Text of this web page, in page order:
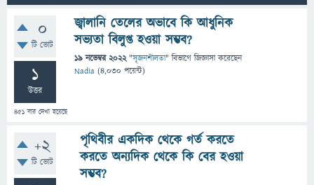
0
টি ভোট
1
উত্তর
451 বার দেখা হয়েছে
জ্বালানি তেলের অভাবে কি আধুনিক
সভ্যতা বিলুপ্ত হওয়া সম্ভব?
19 নভেম্বর 2022 "সৃজনশীলতা" বিভাগে জিজ্ঞাসাকরেছেন
Nadia (4,030 পয়েন্ট)
+2
টি ভোট
পৃথিবীর একদিক থেকে গর্ত করতে
করতে অন্যদিক থেকে কি বের হওয়া
সম্ভব?